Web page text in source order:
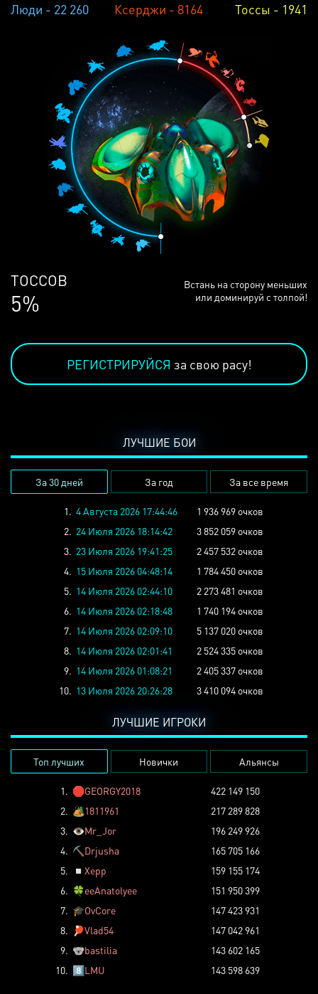
Люди - 22 260 Ксерджи - 8164 Тоссы - 1941
ЛЮДЕЙ
68%
Встань на сторону меньших
или доминируй с толпой!
РЕГИСТРИРУЙСЯ за свою расу!
ЛУЧШИЕ БОИ
За 30 дней За год За все время
1. 4 Августа 2026 17:44:46
1 936 969 очков
2. 24 Июля 2026 18:14:42
3 852 059 очков
3. 23 Июля 2026 19:41:25
2 457 532 очков
4. 15 Июля 2026 04:48:14
1 784 450 очков
5. 14 Июля 2026 02:44:10
2 273 481 очков
6. 14 Июля 2026 02:18:48
1 740 194 очков
7. 14 Июля 2026 02:09:10
5 137 020 очков
8. 14 Июля 2026 02:01:41
2 524 335 очков
9. 14 Июля 2026 01:08:21
2 405 337 очков
10. 13 Июля 2026 20:26:28 3 410 094 очков
ЛУЧШИЕ ИГРОКИ
Топ лучших Новички Альянсы
1. 🛑GEORGY2018
422 149 150
2. 🏕️1811961
217 289 828
3. 👁️Mr_Jor
196 249 926
4. ⛏️ Drjusha
165 705 166
5.
◽ Xepp
159 155 174
6. 🍀eeAnatolyee
151 950 399
7. 🎓OvCore
147 423 931
8.
🏓Vlad54
147 042 961
9. 🐨bastilia
143 602 165
10. 8️⃣LMU 143 598 639